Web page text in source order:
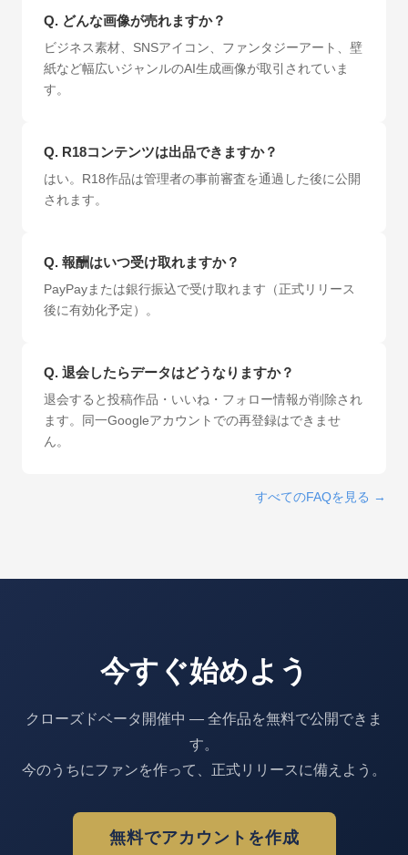
Q. どんな画像が売れますか？
ビジネス素材、SNSアイコン、ファンタジーアート、壁
紙など幅広いジャンルのAI生成画像が取引されていま
す。
Q. R18コンテンツは出品できますか？
はい。R18作品は管理者の事前審査を通過した後に公開
されます。
Q. 報酬はいつ受け取れますか？
PayPayまたは銀行振込で受け取れます（正式リリース
後に有効化予定）。
Q. 退会したらデータはどうなりますか？
退会すると投稿作品・いいね・フォロー情報が削除され
ます。同一Googleアカウントでの再登録はできませ
ん。
すべてのFAQを見る →
今すぐ始めよう
クローズドベータ開催中 — 全作品を無料で公開できま
す。
今のうちにファンを作って、正式リリースに備えよう。
無料でアカウントを作成